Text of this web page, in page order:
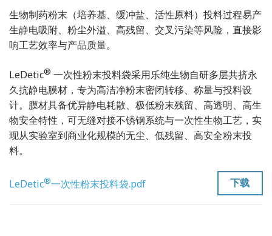
生物制药粉末（培养基、缓冲盐、活性原料）投料过程易产
生静电吸附、粉尘外溢、高残留、交叉污染等风险，直接影
响工艺效率与产品质量。
LeDetic® 一次性粉末投料袋采用乐纯生物自研多层共挤永
久抗静电膜材，专为高洁净粉末密闭转移、称量与投料设
计。膜材具备优异静电耗散、极低粉末残留、高透明、高生
物安全特性，可无缝对接不锈钢系统与一次性生物工艺，实
现从实验室到商业化规模的无尘、低残留、高安全粉末投
料。
LeDetic®一次性粉末投料袋.pdf 下载